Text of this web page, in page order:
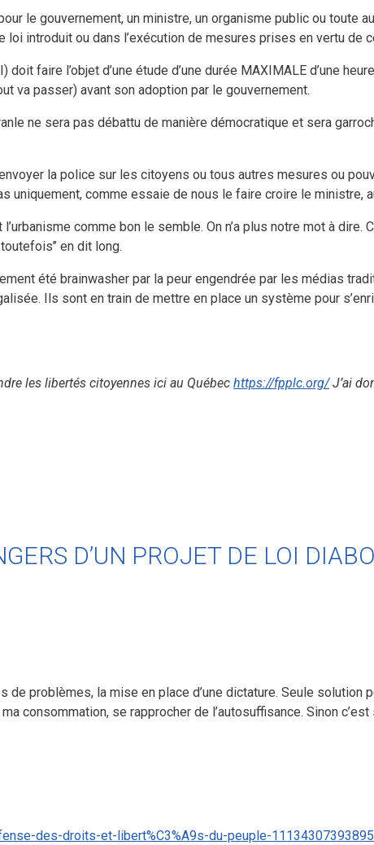
le gouvernement, un ministre, un organisme public ou toute
introduit ou dans l’exécution de mesures prises en vertu de
faire l’objet d’une étude d’une durée MAXIMALE d’une
va passer) avant son adoption par le gouvernement.
ne sera pas débattu de manière démocratique et sera
la police sur les citoyens ou tous autres mesures ou
uniquement, comme essaie de nous le faire croire le ministre,
comme bon le semble. On n’a plus notre mot à dire.
en dit long.
été brainwasher par la peur engendrée par les médias
Ils sont en train de mettre en place un système pour
les libertés citoyennes ici au Québec https://fpplc.org/J’ai
D’UN PROJET DE LOI
de problèmes, la mise en place d’une dictature. Seule solution
consommation, se rapprocher de l’autosuffisance. Sinon
des-droits-et-libert%C3%A9s-du-peuple-